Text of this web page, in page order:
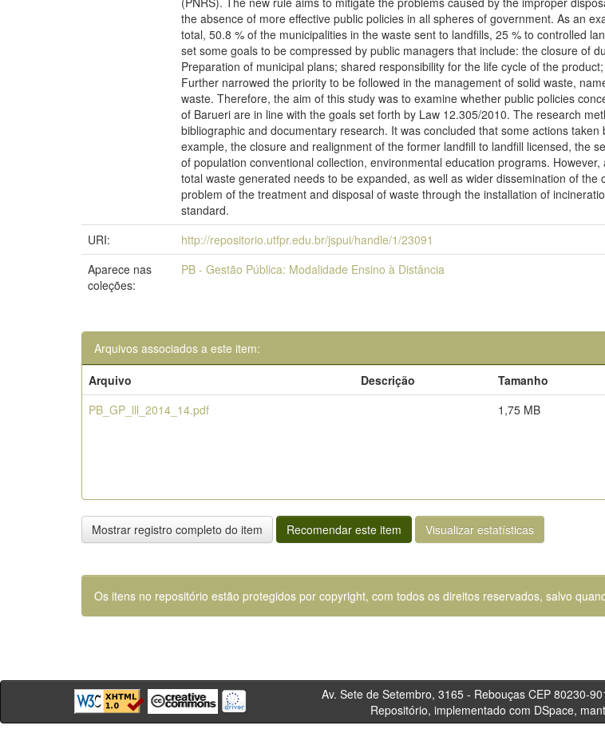
the absence of more effective public policies in all spheres of government. As an
total, 50.8 % of the municipalities in the waste sent to landfills, 25 % to controlled
set some goals to be compressed by public managers that include: the closure of
Preparation of municipal plans; shared responsibility for the life cycle of the
Further narrowed the priority to be followed in the management of solid waste,
waste. Therefore, the aim of this study was to examine whether public policies
of Barueri are in line with the goals set forth by Law 12.305/2010. The research
bibliographic and documentary research. It was concluded that some actions
example, the closure and realignment of the former landfill to landfill licensed, the
of population conventional collection, environmental education programs.
total waste generated needs to be expanded, as well as wider dissemination of
problem of the treatment and disposal of waste through the installation of
standard.
URI:
http://repositorio.utfpr.edu.br/jspui/handle/1/23091
Aparece nas
coleções:
PB - Gestão Pública: Modalidade Ensino à Distância
Arquivos associados a este item:
Arquivo
Descrição Tamanho
PB_GP_lll_2014_14.pdf
1,75 MB
Mostrar registro completo do item Recomendar este item Visualizar estatísticas
Os itens no repositório estão protegidos por copyright, com todos os direitos reservados, salvo
Av. Sete de Setembro, 3165 - Rebouças CEP
Repositório, implementado com DSpace,